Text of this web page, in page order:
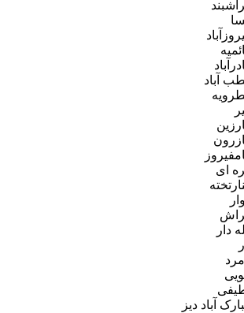
آباد
ای
دار
آباد دیز